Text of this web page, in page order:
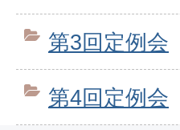
第3回定例会
第4回定例会